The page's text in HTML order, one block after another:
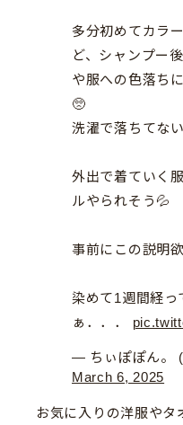
多分初めてカラ
ど、シャンプー
や服への色落ち
🥺
洗濯で落ちてな
外出で着ていく
ルやられそう💦
事前にこの説明
染めて1週間経っ
ぁ．．．
— ちぃぽぽん。
March 6, 2025
お気に入りの洋服やタ